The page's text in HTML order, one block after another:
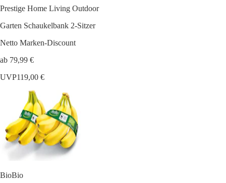
Prestige Home Living Outdoor
Garten Schaukelbank 2-Sitzer
Netto Marken-Discount
ab 79,99 €
UVP119,00 €
BioBio